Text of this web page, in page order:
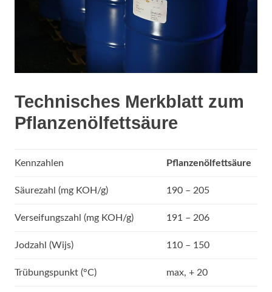
Technisches Merkblatt zum
Pflanzenölfettsäure
Kennzahlen Pflanzenölfettsäure
Säurezahl (mg KOH/g) 190 – 205
Verseifungszahl (mg KOH/g) 191 – 206
Jodzahl (Wijs) 110 – 150
Trübungspunkt (°C) max, + 20